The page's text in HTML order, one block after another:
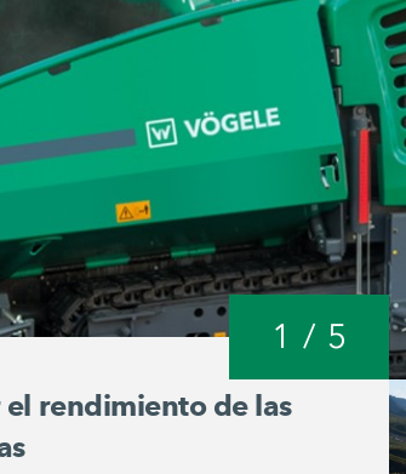
1 / 5
rendimiento de las